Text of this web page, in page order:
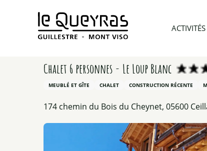
ACTIVITÉS
Accueil Préparer mon voyage
Chalet 6 personnes - Le Loup Blanc
MEUBLÉ ET GÎTE CHALET CONSTRUCTION RÉCENTE
174 chemin du Bois du Cheynet, 05600